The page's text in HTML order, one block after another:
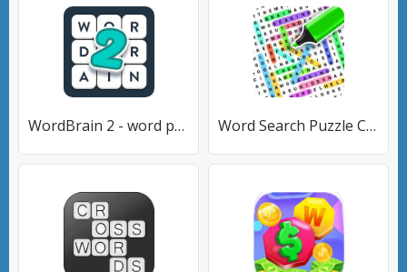
WordBrain 2 - word puzzle game Word Search Puzzle Challenge